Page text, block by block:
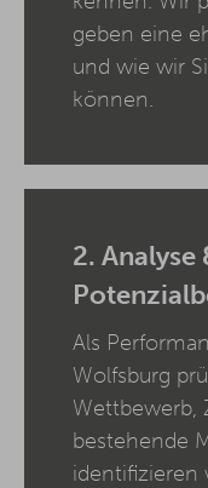
geben eine
und wie wir
können.
2. Analyse
Als
Wolfsburg
Wettbewerb,
bestehende
identifizieren